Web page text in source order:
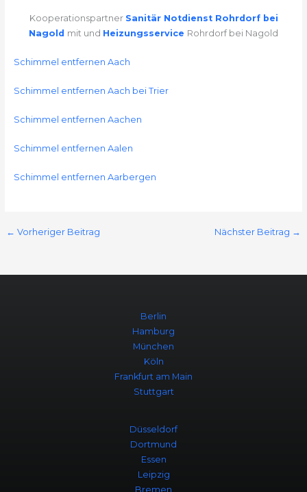
Kooperationspartner Sanitär Notdienst Rohrdorf bei
Nagold mit und Heizungsservice Rohrdorf bei Nagold
Schimmel entfernen Aach
Schimmel entfernen Aach bei Trier
Schimmel entfernen Aachen
Schimmel entfernen Aalen
Schimmel entfernen Aarbergen
← Vorheriger Beitrag Nächster Beitrag →
Berlin
Hamburg
München
Köln
Frankfurt am Main
Stuttgart
Düsseldorf
Dortmund
Essen
Leipzig
Bremen